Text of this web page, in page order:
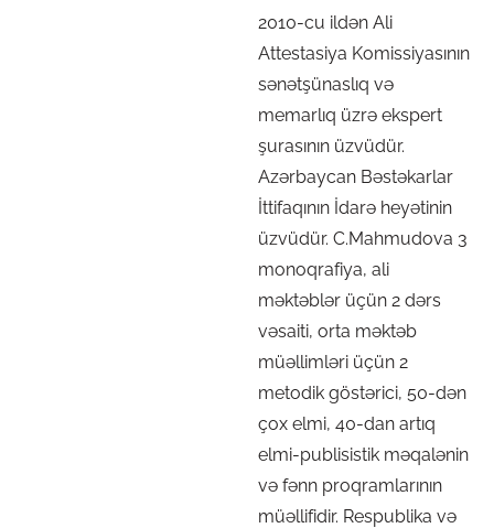
2010-cu ildən Ali
Attestasiya Komissiyasının
sənətşünaslıq və
memarlıq üzrə ekspert
şurasının üzvüdür.
Azərbaycan Bəstəkarlar
İttifaqının İdarə heyətinin
üzvüdür. C.Mahmudova 3
monoqrafiya, ali
mәktәblәr üçün 2 dәrs
vәsaiti, orta mәktәb
müәllimlәri üçün 2
metodik göstәrici, 50-dən
çox elmi, 40-dan artıq
elmi-publisistik məqalənin
və fənn proqramlarının
müəllifidir. Respublika və